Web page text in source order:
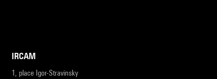
IRCAM
1, place Igor-Stravinsky